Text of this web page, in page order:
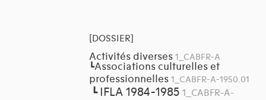
[DOSSIER]
Activités diverses 1_CABFR-A
┗Associations culturelles et
professionnelles 1_CABFR-A-1950.01
┗ IFLA 1984-1985 1_CABFR-A-